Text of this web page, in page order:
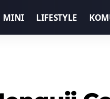
MINI LIFESTYLE